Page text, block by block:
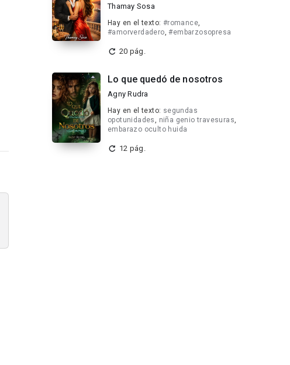
Thamay Sosa
Hay en el texto: #romance,
#amorverdadero,#embarzosopresa
20 pág.
Lo que quedó de nosotros
Agny Rudra
Hay en el texto: segundas
opotunidades, niña genio travesuras,
embarazo oculto huida
12 pág.